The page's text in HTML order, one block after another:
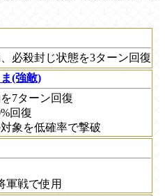
必殺封じ状態を3ターン回復
(強敵)
7ターン回復
回復
象を低確率で撃破
軍戦で使用